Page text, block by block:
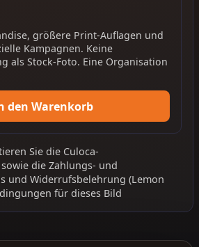
größere Print-Auflagen und
Kampagnen. Keine
als Stock-Foto. Eine Organisation
den Warenkorb
Sie die Culoca-
sowie die Zahlungs- und
und Widerrufsbelehrung (Lemon
für dieses Bild